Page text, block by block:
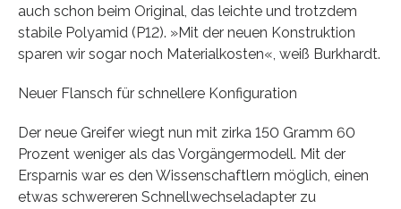
auch schon beim Original, das leichte und trotzdem
stabile Polyamid (P12). »Mit der neuen Konstruktion
sparen wir sogar noch Materialkosten«, weiß Burkhardt.
Neuer Flansch für schnellere Konfiguration
Der neue Greifer wiegt nun mit zirka 150 Gramm 60
Prozent weniger als das Vorgängermodell. Mit der
Ersparnis war es den Wissenschaftlern möglich, einen
etwas schwereren Schnellwechseladapter zu